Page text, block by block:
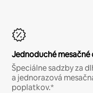
Jednoduché mesačné
Špeciálne sadzby za
a jednorazová
poplatkov.*